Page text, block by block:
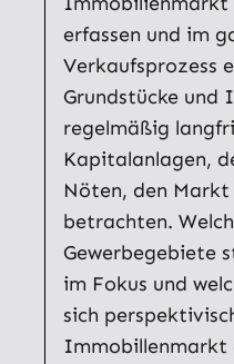
erfassen und im
Verkaufsprozess
Grundstücke und
regelmäßig
Kapitalanlagen,
Nöten, den
betrachten.
Gewerbegebiete
im Fokus und
sich
Immobillenmarkt